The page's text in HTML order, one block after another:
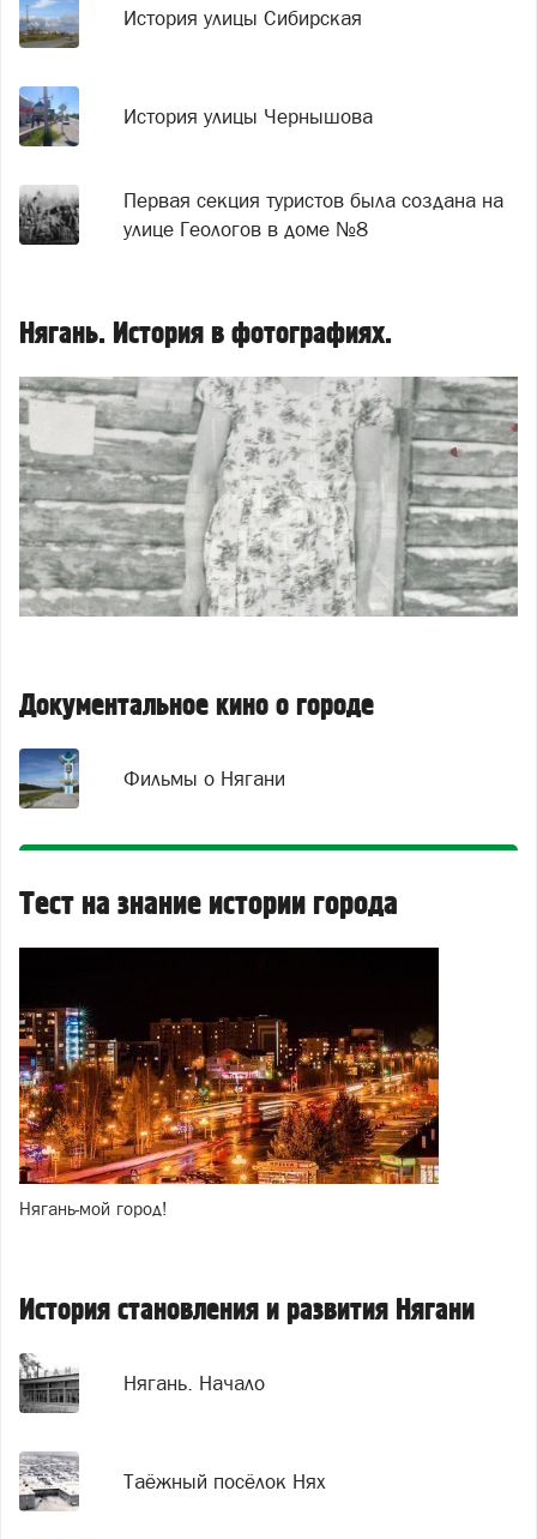
История улицы Сибирская
История улицы Чернышова
Первая секция туристов была создана на
улице Геологов в доме №8
Нягань. История в фотографиях.
Документальное кино о городе
Фильмы о Нягани
Тест на знание истории города
Нягань-мой город!
История становления и развития Нягани
Нягань. Начало
Таёжный посёлок Нях